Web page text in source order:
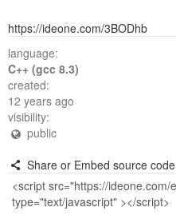
https://ideone.com/3BODhb
language:
C++ (gcc 8.3)
created:
12 years ago
visibility:
public
Share or Embed source code